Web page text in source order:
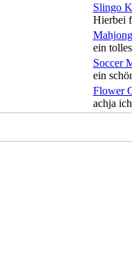
Slingo
Hierbei
ein
Soccer
ein
Flower
achja